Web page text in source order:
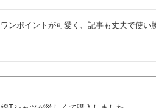
ワンポイントが可愛く、記事も丈夫で使い